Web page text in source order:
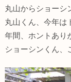
丸山からショーシ
丸山くん、今年は
年間、ホントあり
ショーシンくん、